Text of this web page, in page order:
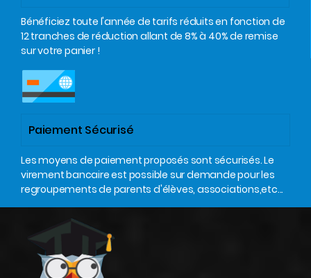
Bénéficiez toute l'année de tarifs réduits en fonction de
12 tranches de réduction allant de 8% à 40% de remise
sur votre panier !
Paiement Sécurisé
Les moyens de paiement proposés sont sécurisés. Le
virement bancaire est possible sur demande pour les
regroupements de parents d'élèves, associations,etc...